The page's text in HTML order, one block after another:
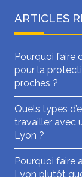
ARTICLES
Pourquoi faire
pour la
proches ?
Quels types
travailler avec
Lyon ?
Pourquoi faire
Lyon plutôt